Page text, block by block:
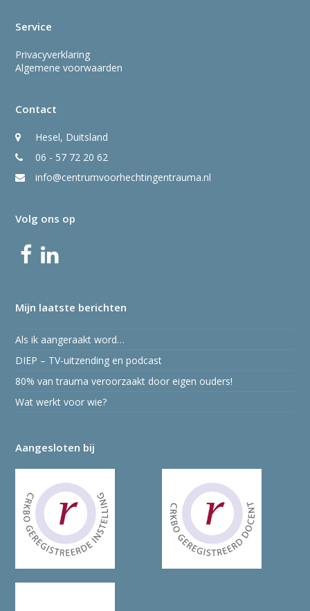
Service
Privacyverklaring
Algemene voorwaarden
Contact
Hesel, Duitsland
06 - 57 72 20 62
info@centrumvoorhechtingentrauma.nl
Volg ons op
Facebook
LinkedIn
Mijn laatste berichten
Als ik aangeraakt word…
DIEP – TV-uitzending en podcast
80% van trauma veroorzaakt door eigen ouders!
Wat werkt voor wie?
Aangesloten bij